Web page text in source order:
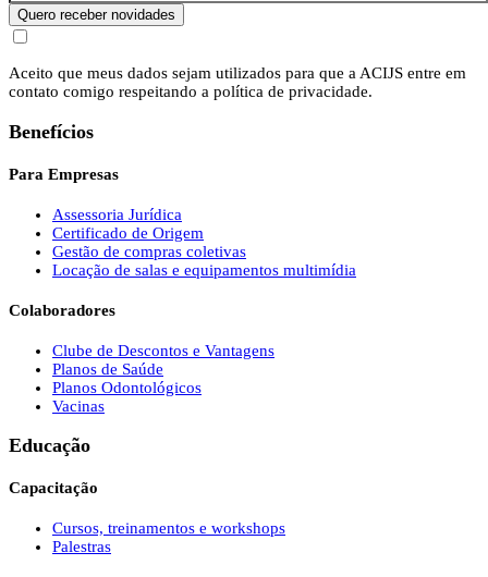
Quero receber novidades
Aceito que meus dados sejam utilizados para que a ACIJS entre em
contato comigo respeitando a política de privacidade.
Benefícios
Para Empresas
Assessoria Jurídica
Certificado de Origem
Gestão de compras coletivas
Locação de salas e equipamentos multimídia
Colaboradores
Clube de Descontos e Vantagens
Planos de Saúde
Planos Odontológicos
Vacinas
Educação
Capacitação
Cursos, treinamentos e workshops
Palestras